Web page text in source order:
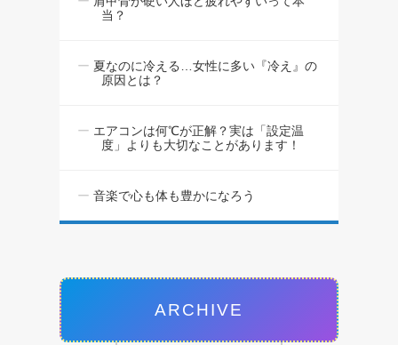
当？
夏なのに冷える…女性に多い『冷え』の
原因とは？
エアコンは何℃が正解？実は「設定温
度」よりも大切なことがあります！
音楽で心も体も豊かになろう
ARCHIVE